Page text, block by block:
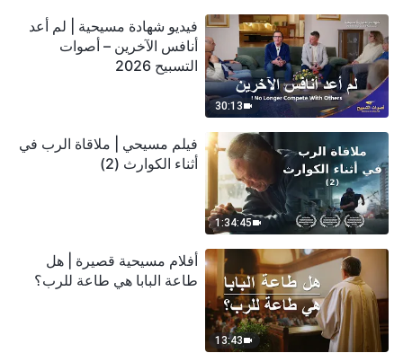
30:13
فيديو شهادة مسيحية | لم أعد
أنافس الآخرين – أصوات
التسبيح 2026
1:34:45
فيلم مسيحي | ملاقاة الرب في
أثناء الكوارث (2)
13:43
أفلام مسيحية قصيرة | هل
طاعة البابا هي طاعة للرب؟